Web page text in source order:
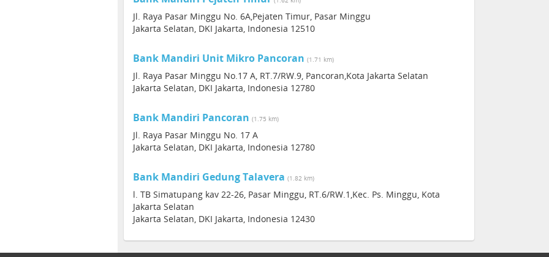
Jl. Raya Pasar Minggu No. 6A,Pejaten Timur, Pasar Minggu
Jakarta Selatan, DKI Jakarta, Indonesia 12510
Bank Mandiri Unit Mikro Pancoran (1.71 km)
Jl. Raya Pasar Minggu No.17 A, RT.7/RW.9, Pancoran,Kota Jakarta Selatan
Jakarta Selatan, DKI Jakarta, Indonesia 12780
Bank Mandiri Pancoran (1.75 km)
Jl. Raya Pasar Minggu No. 17 A
Jakarta Selatan, DKI Jakarta, Indonesia 12780
Bank Mandiri Gedung Talavera (1.82 km)
l. TB Simatupang kav 22-26, Pasar Minggu, RT.6/RW.1,Kec. Ps. Minggu, Kota
Jakarta Selatan
Jakarta Selatan, DKI Jakarta, Indonesia 12430